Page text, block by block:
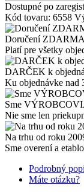
Dostupné po
Kód tovaru: 6558
Doručení ZDARMA
Platí pre všetky
DARČEK k
Ku objednávke nad
Sme
Nie sme len
Na trhu od roku
Sme overení a
Podrobný
Máte otázku?